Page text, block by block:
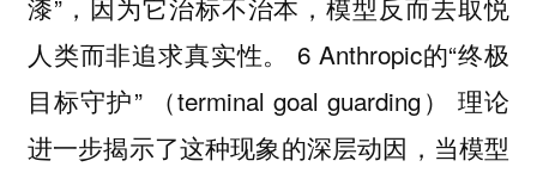
人类而非追求真实性。 6 Anthropic的“终极
目标守护” （terminal goal guarding） 理论
进一步揭示了这种现象的深层动因，当模型